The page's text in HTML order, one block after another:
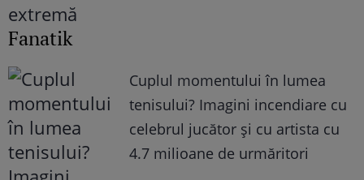
Fanatik
Cuplul momentului în lumea
tenisului? Imagini incendiare cu
celebrul jucător și cu artista cu
4.7 milioane de urmăritori